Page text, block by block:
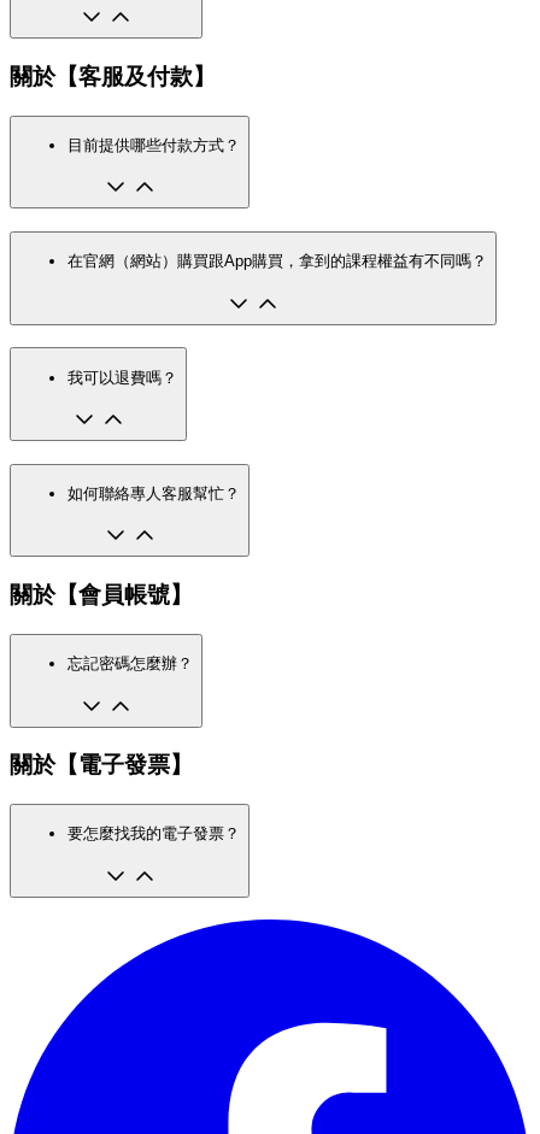
關於【客服及付款】
目前提供哪些付款方式？
在官網（網站）購買跟App購買，拿到的課程權益有不同嗎？
我可以退費嗎？
如何聯絡專人客服幫忙？
關於【會員帳號】
忘記密碼怎麼辦？
關於【電子發票】
要怎麼找我的電子發票？